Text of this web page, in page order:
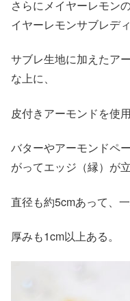
さらにメイヤーレモン
イヤーレモンサブレディ
サブレ生地に加えたア
な上に、
皮付きアーモンドを使
バターやアーモンドペ
がってエッジ（縁）が
直径も約5cmあって、
厚みも1cm以上ある。